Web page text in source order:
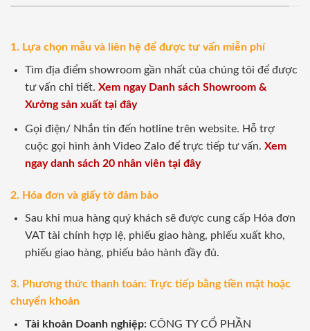
1. Lựa chọn mẫu và liên hệ để được tư vấn miễn phí
Tìm địa điểm showroom gần nhất của chúng tôi để được
tư vấn chi tiết. Xem ngay Danh sách Showroom &
Xưởng sản xuất tại đây
Gọi điện/ Nhắn tin đến hotline trên website. Hỗ trợ
cuộc gọi hình ảnh Video Zalo để trực tiếp tư vấn. Xem
ngay danh sách 20 nhân viên tại đây
2. Hóa đơn và giấy tờ đảm bảo
Sau khi mua hàng quý khách sẽ được cung cấp Hóa đơn
VAT tài chính hợp lệ, phiếu giao hàng, phiếu xuất kho,
phiếu giao hàng, phiếu bảo hành đầy đủ.
3. Phương thức thanh toán: Trực tiếp bằng tiền mặt hoặc
chuyển khoản
Tài khoản Doanh nghiệp:CÔNG TY CỔ PHẦN